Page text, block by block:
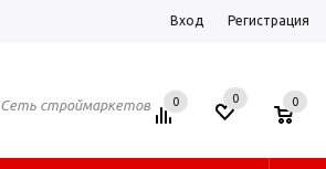
Вход Регистрация
Сеть строймаркетов 0 0 0